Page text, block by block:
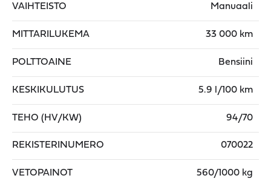
VAIHTEISTO Manuaali
MITTARILUKEMA 33 000 km
POLTTOAINE Bensiini
KESKIKULUTUS 5.9 l/100 km
TEHO (HV/KW) 94/70
REKISTERINUMERO 070022
VETOPAINOT 560/1000 kg